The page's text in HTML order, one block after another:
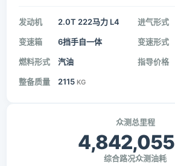
发动机 2.0T 222马力 L4 进气形式
变速箱 6挡手自一体 变速形式
燃料形式 汽油 指导价格
整备质量 2115 KG
众测总里程
4,842,055
综合路况众测油耗